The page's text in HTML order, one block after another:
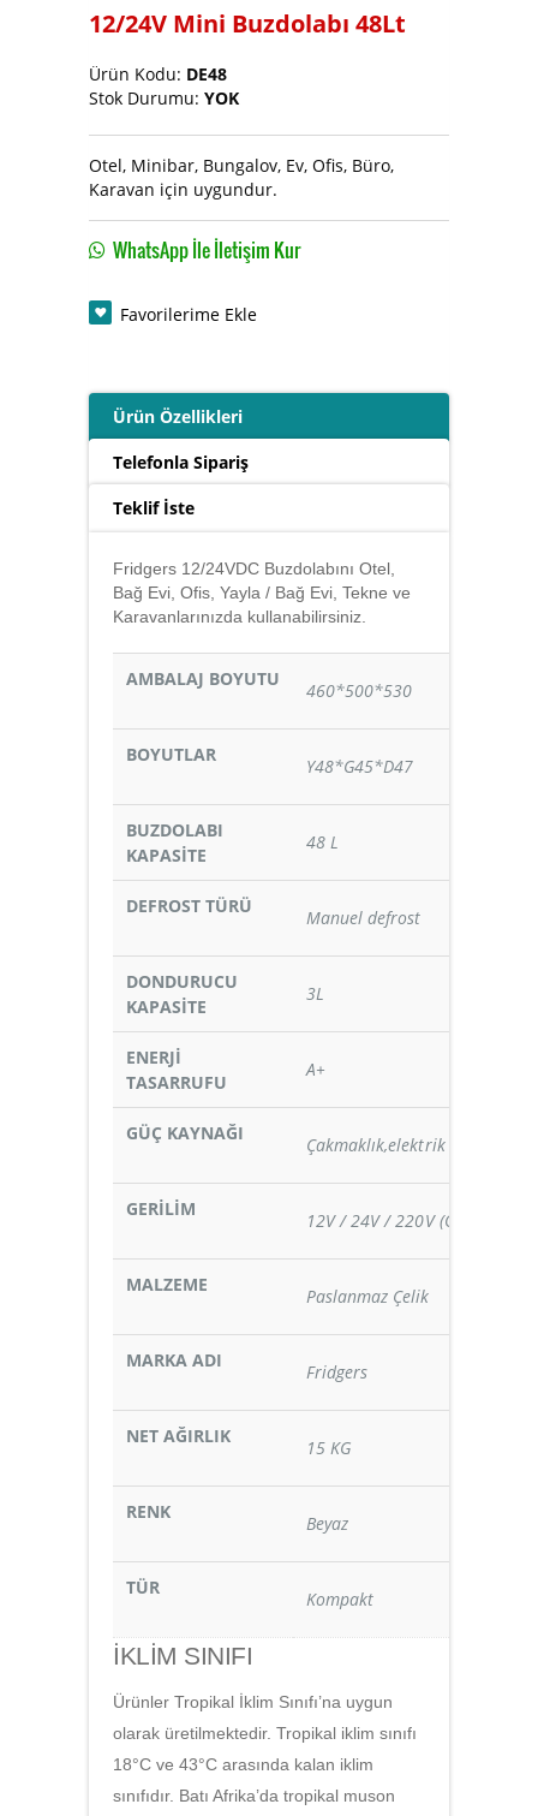
12/24V Mini Buzdolabı 48Lt
Ürün Kodu: DE48
Stok Durumu: YOK
Otel, Minibar, Bungalov, Ev, Ofis, Büro,
Karavan için uygundur.
WhatsApp İle İletişim Kur
Favorilerime Ekle
Ürün Özellikleri
Telefonla Sipariş
Teklif İste
Fridgers 12/24VDC Buzdolabını Otel,
Bağ Evi, Ofis, Yayla / Bağ Evi, Tekne ve
Karavanlarınızda kullanabilirsiniz.
AMBALAJ BOYUTU
460*500*530
BOYUTLAR
Y48*G45*D47
BUZDOLABI
KAPASİTE
48 L
DEFROST TÜRÜ
Manuel defrost
DONDURUCU
KAPASİTE
3L
ENERJİ
TASARRUFU
A+
GÜÇ KAYNAĞI
Çakmaklık,elektrik
GERİLİM
12V / 24V / 220V (Opsiyonel)
MALZEME
Paslanmaz Çelik
MARKA ADI
Fridgers
NET AĞIRLIK
15 KG
RENK
Beyaz
TÜR
Kompakt
İKLİM SINIFI
Ürünler Tropikal İklim Sınıfı’na uygun
olarak üretilmektedir. Tropikal iklim sınıfı
18°C ve 43°C arasında kalan iklim
sınıfıdır. Batı Afrika’da tropikal muson